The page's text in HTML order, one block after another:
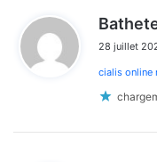
28 juillet
cialis online